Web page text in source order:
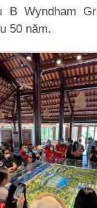
B Wyndham
50 năm.